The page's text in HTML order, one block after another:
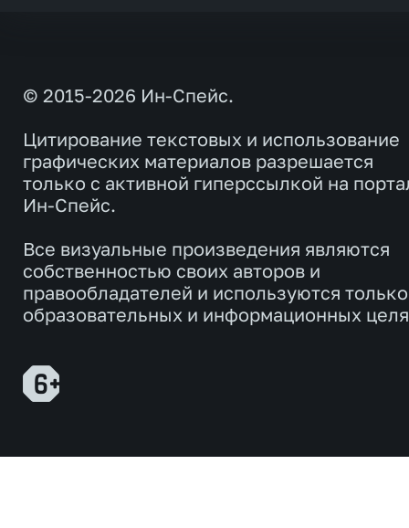
© 2015-2026 Ин-Спейс.
Цитирование текстовых и использование
графических материалов разрешается
только с активной гиперссылкой на
Ин-Спейс.
Все визуальные произведения являются
собственностью своих авторов и
правообладателей и используются
образовательных и информационных